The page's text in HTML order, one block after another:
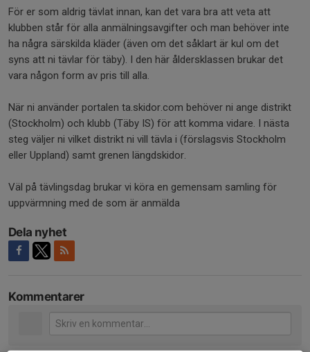
För er som aldrig tävlat innan, kan det vara bra att veta att
klubben står för alla anmälningsavgifter och man behöver inte
ha några särskilda kläder (även om det såklart är kul om det
syns att ni tävlar för täby). I den här åldersklassen brukar det
vara någon form av pris till alla.
När ni använder portalen ta.skidor.com behöver ni ange distrikt
(Stockholm) och klubb (Täby IS) för att komma vidare. I nästa
steg väljer ni vilket distrikt ni vill tävla i (förslagsvis Stockholm
eller Uppland) samt grenen längdskidor.
Väl på tävlingsdag brukar vi köra en gemensam samling för
uppvärmning med de som är anmälda
Dela nyhet
Kommentarer